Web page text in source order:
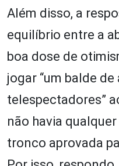
Além disso, a
equilíbrio entre a
boa dose de
jogar “um balde
telespectadores”
não havia
tronco aprovada